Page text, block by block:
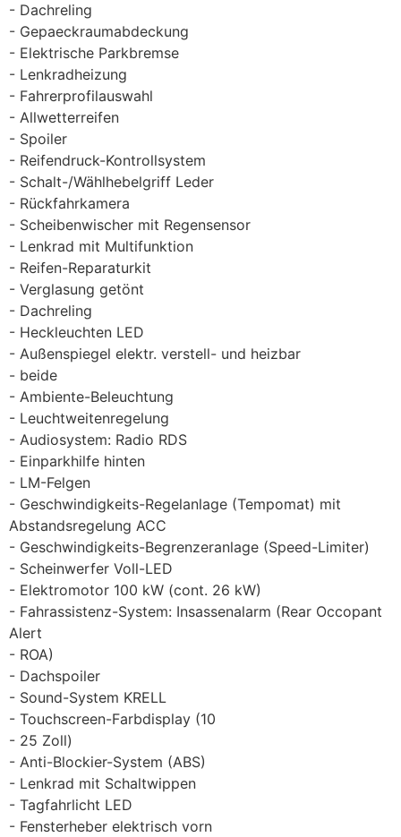
Dachreling
Gepaeckraumabdeckung
Elektrische Parkbremse
Lenkradheizung
Fahrerprofilauswahl
Allwetterreifen
Spoiler
Reifendruck-Kontrollsystem
Schalt-/Wählhebelgriff Leder
Rückfahrkamera
Scheibenwischer mit Regensensor
Lenkrad mit Multifunktion
Reifen-Reparaturkit
Verglasung getönt
Dachreling
Heckleuchten LED
Außenspiegel elektr. verstell- und heizbar
beide
Ambiente-Beleuchtung
Leuchtweitenregelung
Audiosystem: Radio RDS
Einparkhilfe hinten
LM-Felgen
Geschwindigkeits-Regelanlage (Tempomat) mit
Abstandsregelung ACC
Geschwindigkeits-Begrenzeranlage (Speed-Limiter)
Scheinwerfer Voll-LED
Elektromotor 100 kW (cont. 26 kW)
Fahrassistenz-System: Insassenalarm (Rear Occopant
Alert
ROA)
Dachspoiler
Sound-System KRELL
Touchscreen-Farbdisplay (10
25 Zoll)
Anti-Blockier-System (ABS)
Lenkrad mit Schaltwippen
Tagfahrlicht LED
Fensterheber elektrisch vorn